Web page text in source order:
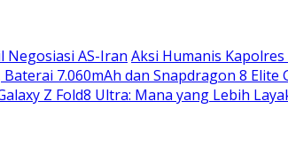
Negosiasi AS-Iran Aksi Humanis
7.060mAh dan Snapdragon 8 Elite
Z Fold8 Ultra: Mana yang Lebih